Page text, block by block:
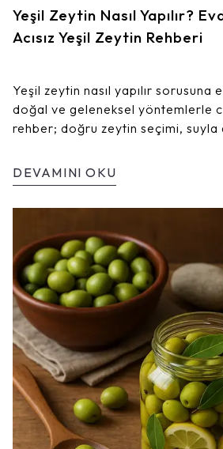
Yeşil Zeytin Nasıl Yapılır?
Acısız Yeşil Zeytin Rehberi
Yeşil zeytin nasıl yapılır sorusuna
doğal ve geleneksel yöntemlerle
rehber; doğru zeytin seçimi, suyla
anlatır. Katkısız, diri ve lezzetli ev
hazırlamanın püf noktalarını
DEVAMINI OKU